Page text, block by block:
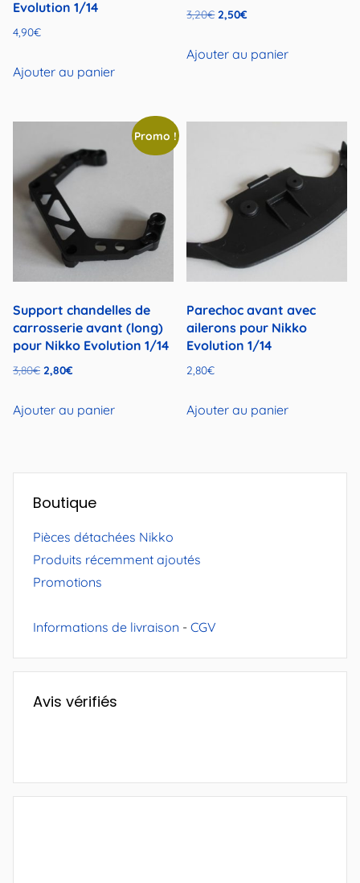
Evolution 1/14
4,90€
Ajouter au panier
3,20€ Le
initial
2,50€Le
actuel
Ajouter au panier
Promo !
Support chandelles de
carrosserie avant (long)
pour Nikko Evolution 1/14
3,80€ Le
initial
2,80€Le
actuel
Ajouter au panier
Parechoc avant avec
ailerons pour Nikko
Evolution 1/14
2,80€
Ajouter au panier
Boutique
Pièces détachées Nikko
Produits récemment ajoutés
Promotions
Informations de livraison - CGV
Avis vérifiés